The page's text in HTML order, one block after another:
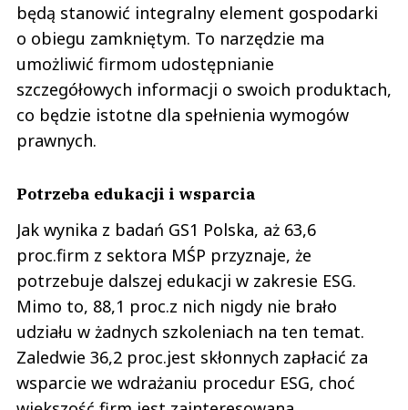
będą stanowić integralny element gospodarki
o obiegu zamkniętym. To narzędzie ma
umożliwić firmom udostępnianie
szczegółowych informacji o swoich produktach,
co będzie istotne dla spełnienia wymogów
prawnych.
Potrzeba edukacji i wsparcia
Jak wynika z badań GS1 Polska, aż 63,6
proc.firm z sektora MŚP przyznaje, że
potrzebuje dalszej edukacji w zakresie ESG.
Mimo to, 88,1 proc.z nich nigdy nie brało
udziału w żadnych szkoleniach na ten temat.
Zaledwie 36,2 proc.jest skłonnych zapłacić za
wsparcie we wdrażaniu procedur ESG, choć